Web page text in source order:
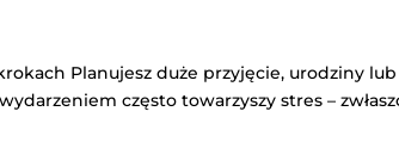
Planujesz duże przyjęcie, urodziny lub
często towarzyszy stres –